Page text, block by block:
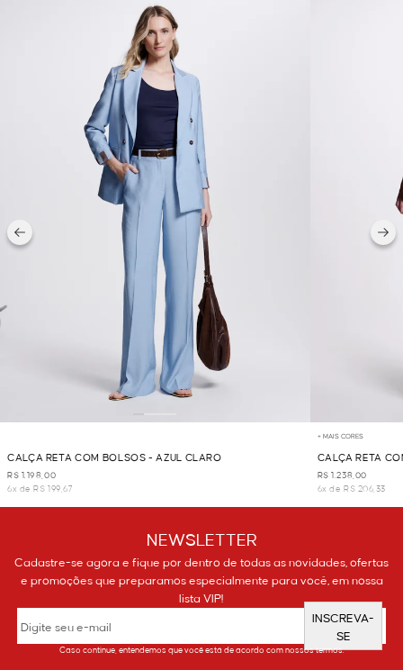
CALÇA RETA COM BOLSOS - AZUL CLARO
R$ 1.198,00
6x de R$ 199,67
+ MAIS CORES
CALÇA RETA
R$ 1.238,00
6x de R$ 206,33
NEWSLETTER
Cadastre-se agora e fique por dentro de todas as novidades, ofertas
e promoções que preparamos especialmente para você, em nossa
lista VIP!
INSCREVA-
SE
Caso continue, entendemos que você está de acordo com nossos termos.